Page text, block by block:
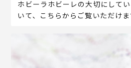
ホビーラホビーレの大切にして
いて、こちらからご覧いただけま